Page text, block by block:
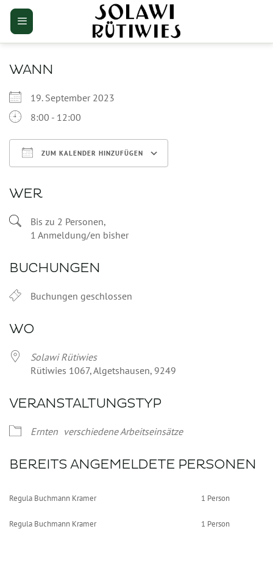
Zum
Inhalt
springen
WANN
19. September 2023
8:00 - 12:00
ZUM KALENDER HINZUFÜGEN
WER
Bis zu 2 Personen,
1 Anmeldung/en bisher
BUCHUNGEN
Buchungen geschlossen
WO
Solawi Rütiwies
Rütiwies 1067, Algetshausen, 9249
VERANSTALTUNGSTYP
Ernten verschiedene Arbeitseinsätze
BEREITS ANGEMELDETE PERSONEN
Regula Buchmann Kramer 1 Person
Regula Buchmann Kramer 1 Person